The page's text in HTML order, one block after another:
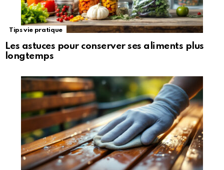
Tips vie pratique
Les astuces pour conserver ses aliments plus
longtemps